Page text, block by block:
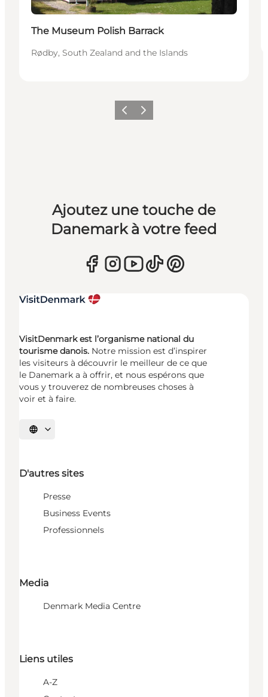
The Museum Polish Barrack
Rødby, South Zealand and the Islands
PrécédentSuivant
Ajoutez une touche de
Danemark à votre feed
VisitDenmark est l’organisme national du
tourisme danois. Notre mission est d’inspirer
les visiteurs à découvrir le meilleur de ce que
le Danemark a à offrir, et nous espérons que
vous y trouverez de nombreuses choses à
voir et à faire.
Choisissez la langue
D'autres sites
Presse
Business Events
Professionnels
Media
Denmark Media Centre
Liens utiles
A-Z